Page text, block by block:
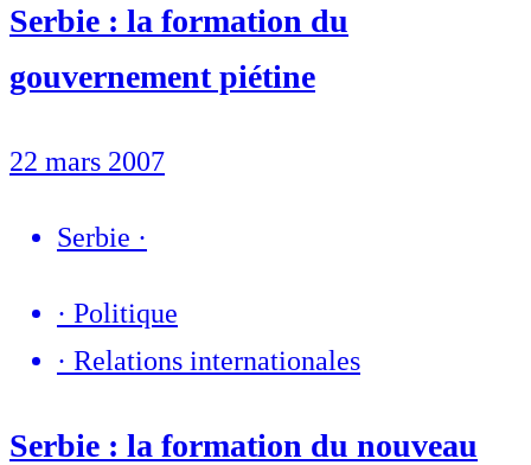
Serbie : la formation du
gouvernement piétine
22 mars 2007
Serbie ·
· Politique
· Relations internationales
Serbie : la formation du nouveau